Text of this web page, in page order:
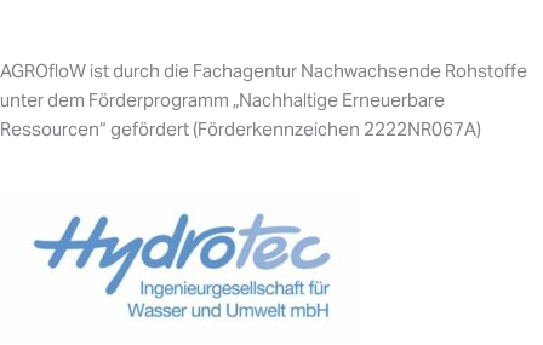
AGROfloW ist durch die Fachagentur Nachwachsende Rohstoffe
unter dem Förderprogramm „Nachhaltige Erneuerbare
Ressourcen“ gefördert (Förderkennzeichen 2222NR067A)